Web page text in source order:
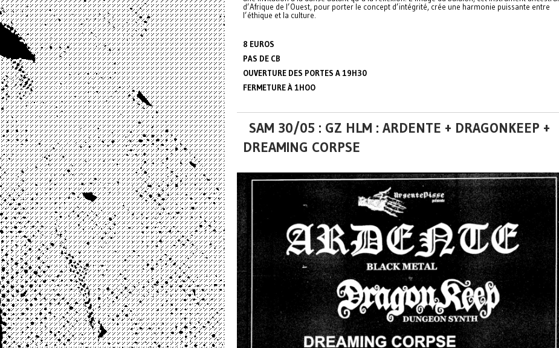
d’Afrique de l’Ouest, pour porter le concept d’intégrité, crée une harmonie puissante entre
l’éthique et la culture.
8 EUROS
PAS DE CB
OUVERTURE DES PORTES A 19H30
FERMETURE À 1HOO
SAM 30/05 : GZ HLM : ARDENTE + DRAGONKEEP +
DREAMING CORPSE